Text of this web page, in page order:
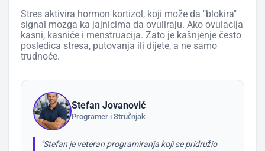
Stres aktivira hormon kortizol, koji može da "blokira"
signal mozga ka jajnicima da ovuliraju. Ako ovulacija
kasni, kasniće i menstruacija. Zato je kašnjenje često
posledica stresa, putovanja ili dijete, a ne samo
trudnoće.
Stefan Jovanović
Programer i Stručnjak
"Stefan je veteran programiranja koji se pridružio